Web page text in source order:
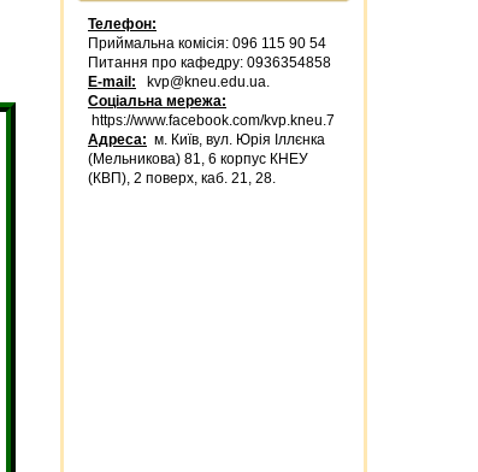
Телефон:
Приймальна комісія: 096 115 90 54
Питання про кафедру: 0936354858
Е-mail:
kvp@kneu.edu.ua.
Соціальна мережа:
https://www.facebook.com/kvp.kneu.7
Адреса: м. Київ, вул. Юрія Іллєнка
(Мельникова) 81, 6 корпус КНЕУ
(КВП), 2 поверх, каб. 21, 28.